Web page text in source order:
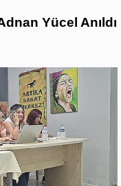
Yücel Anıldı